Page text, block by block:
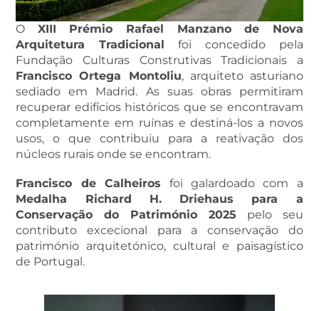
O XIII Prémio Rafael Manzano de Nova
Arquitetura Tradicional foi concedido pela
Fundação Culturas Construtivas Tradicionais a
Francisco Ortega Montoliu, arquiteto asturiano
sediado em Madrid. As suas obras permitiram
recuperar edifícios históricos que se encontravam
completamente em ruínas e destiná-los a novos
usos, o que contribuiu para a reativação dos
núcleos rurais onde se encontram.
Francisco de Calheiros foi galardoado com a
Medalha Richard H. Driehaus para a
Conservação do Património 2025 pelo seu
contributo excecional para a conservação do
património arquitetónico, cultural e paisagístico
de Portugal.